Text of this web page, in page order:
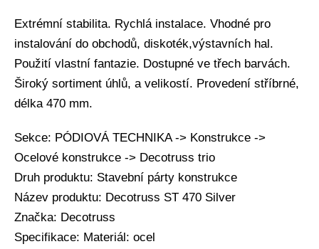
Extrémní stabilita. Rychlá instalace. Vhodné pro
instalování do obchodů, diskoték,výstavních hal.
Použití vlastní fantazie. Dostupné ve třech barvách.
Široký sortiment úhlů, a velikostí. Provedení stříbrné,
délka 470 mm.
Sekce: PÓDIOVÁ TECHNIKA -> Konstrukce ->
Ocelové konstrukce -> Decotruss trio
Druh produktu: Stavební párty konstrukce
Název produktu: Decotruss ST 470 Silver
Značka: Decotruss
Specifikace: Materiál: ocel